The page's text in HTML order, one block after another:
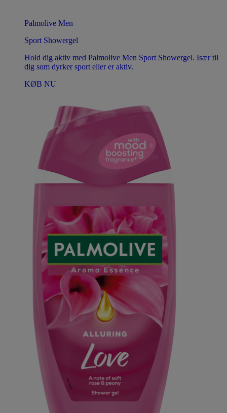
Palmolive Men
Sport Showergel
Hold dig aktiv med Palmolive Men Sport Showergel. Især til
dig som dyrker sport eller er aktiv.
KØB NU